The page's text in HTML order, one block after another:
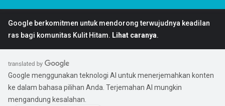
Google berkomitmen untuk mendorong terwujudnya keadilan
ras bagi komunitas Kulit Hitam. Lihat caranya.
Google menggunakan teknologi AI untuk menerjemahkan konten
ke dalam bahasa pilihan Anda. Terjemahan AI mungkin
mengandung kesalahan.